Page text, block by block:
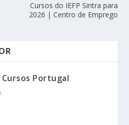
Cursos do IEFP Sintra para
2026 | Centro de Emprego
Cursos Portugal